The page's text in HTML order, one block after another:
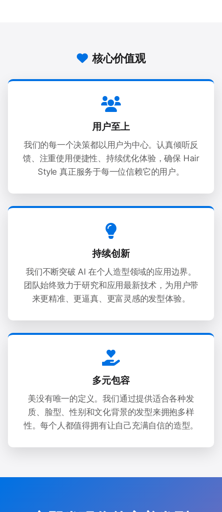
核心价值观
用户至上
我们的每一个决策都以用户为中心。认真倾听反
馈、注重使用便捷性、持续优化体验，确保 Hair
Style 真正服务于每一位信赖它的用户。
持续创新
我们不断突破 AI 在个人造型领域的应用边界。
团队始终致力于研究和应用最新技术，为用户带
来更精准、更逼真、更富灵感的发型体验。
多元包容
美没有唯一的定义。我们通过提供适合各种发
质、脸型、性别和文化背景的发型来拥抱多样
性。每个人都值得拥有让自己充满自信的造型。